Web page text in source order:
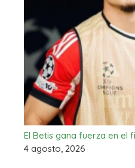
El Betis gana fuerza en el
4 agosto, 2026